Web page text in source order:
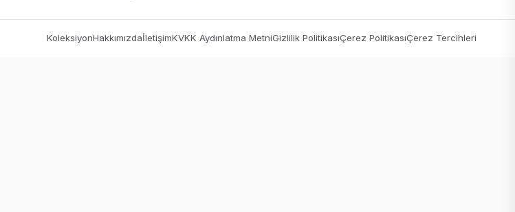
KoleksiyonHakkımızdaİletişimKVKK Aydınlatma MetniGizlilik PolitikasıÇerez PolitikasıÇerez Tercihleri